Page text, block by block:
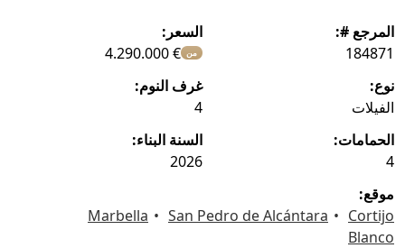
المرجع #:
184871
السعر:
من € 4.290.000
نوع:
الفيلات
غرف النوم:
4
الحمامات:
4
السنة البناء:
2026
موقع:
Marbella
San Pedro de Alcántara
Cortijo
Blanco